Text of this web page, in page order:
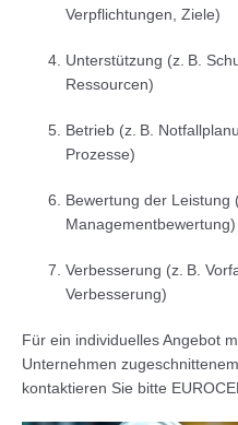
Verpflichtungen, Ziele)
Unterstützung (z. B.
Ressourcen)
Betrieb (z. B.
Prozesse)
Bewertung der Leistung
Managementbewertung)
Verbesserung (z. B.
Verbesserung)
Für ein individuelles Angebot
Unternehmen
kontaktieren Sie bitte